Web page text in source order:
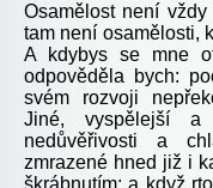
Osamělost není
tam není osamělosti,
A kdybys se mne
odpověděla bych:
svém rozvoji
Jiné, vyspělejší a
nedůvěřivosti a
zmrazené hned již i